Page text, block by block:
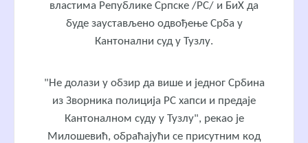
властима Републике Српске /РС/ и БиХ да
буде заустављено одвођење Срба у
Кантонални суд у Тузлу.
"Не долази у обзир да више и једног Србина
из Зворника полиција РС хапси и предаје
Кантоналном суду у Тузлу", рекао је
Милошевић, обраћајући се присутним код